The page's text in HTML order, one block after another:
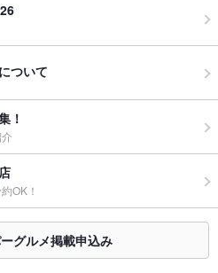
ついて
！
OK！
グルメ掲載申込み